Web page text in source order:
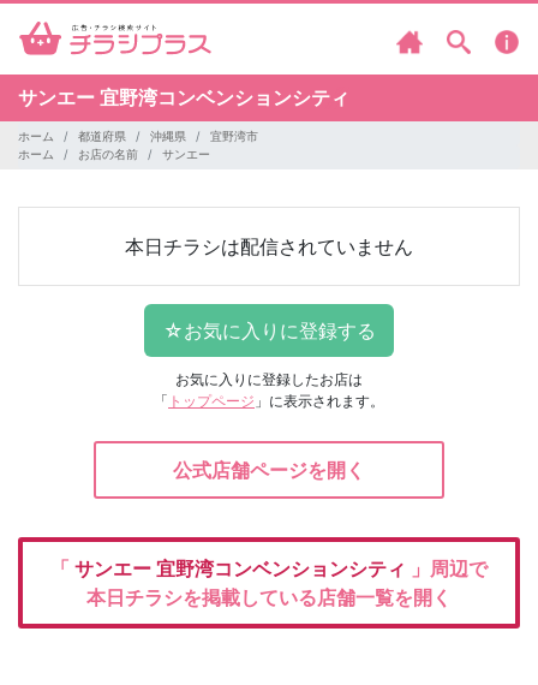
サンエー 宜野湾コンベンションシティ
ホーム 都道府県 沖縄県
宜野湾市
ホーム
お店の名前 サンエー
本日チラシは配信されていません
お気に入りに登録したお店は
「 トップページ 」に表示されます。
公式店舗ページを開く
「 サンエー 宜野湾コンベンションシティ 」周辺で
本日チラシを掲載している店舗一覧を開く